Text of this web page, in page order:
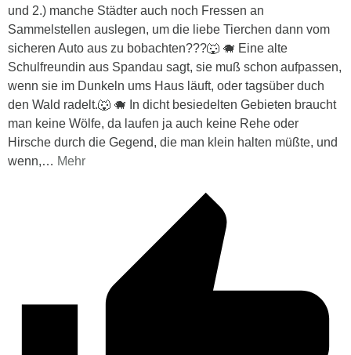
und 2.) manche Städter auch noch Fressen an
Sammelstellen auslegen, um die liebe Tierchen dann vom
sicheren Auto aus zu bobachten???🐺 🐗 Eine alte
Schulfreundin aus Spandau sagt, sie muß schon aufpassen,
wenn sie im Dunkeln ums Haus läuft, oder tagsüber duch
den Wald radelt.🐺 🐗 In dicht besiedelten Gebieten braucht
man keine Wölfe, da laufen ja auch keine Rehe oder
Hirsche durch die Gegend, die man klein halten müßte, und
wenn,… Mehr